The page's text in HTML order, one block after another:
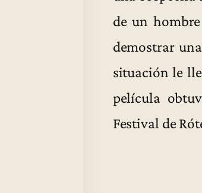
de un
demostrar
situación le
película
Festival de